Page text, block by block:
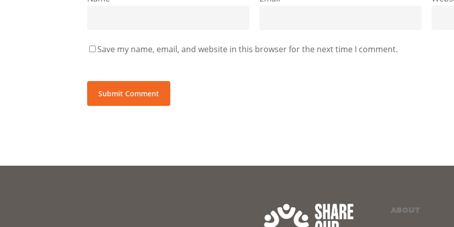
Save my name, email, and website in this browser for the next time I comment.
ABOUT